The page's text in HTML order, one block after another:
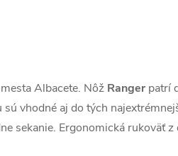
Albacete. Nôž Ranger patrí
vhodné aj do tých
sekanie. Ergonomická rukoväť